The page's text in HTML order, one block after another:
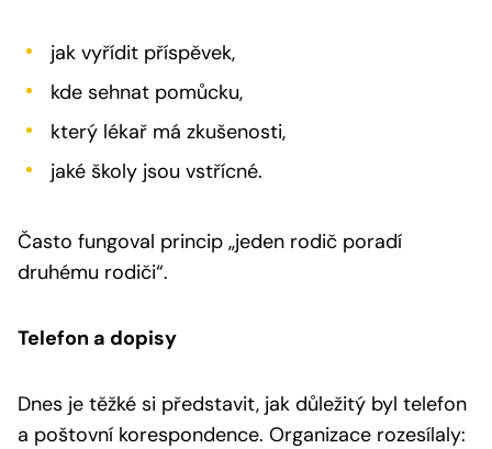
jak vyřídit příspěvek,
kde sehnat pomůcku,
který lékař má zkušenosti,
jaké školy jsou vstřícné.
Často fungoval princip „jeden rodič poradí
druhému rodiči“.
Telefon a dopisy
Dnes je těžké si představit, jak důležitý byl telefon
a poštovní korespondence. Organizace rozesílaly: